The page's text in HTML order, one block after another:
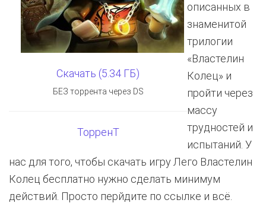
Скачать (5.34 ГБ)
БЕЗ торрента через DS
ТорренТ
описанных в
знаменитой
трилогии
«Властелин
Колец» и
пройти через
массу
трудностей и
испытаний. У
нас для того, чтобы скачать игру Лего Властелин
Колец бесплатно нужно сделать минимум
действий. Просто перйдите по ссылке и всё.